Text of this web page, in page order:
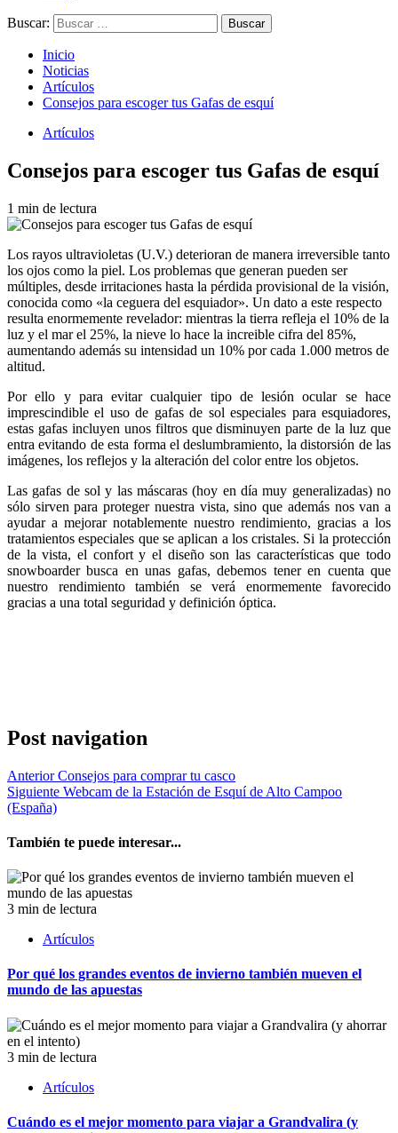
Buscar:
Inicio
Noticias
Artículos
Consejos para escoger tus Gafas de esquí
Artículos
Consejos para escoger tus Gafas de esquí
1 min de lectura
Los rayos ultravioletas (U.V.) deterioran de manera irreversible tanto
los ojos como la piel. Los problemas que generan pueden ser
múltiples, desde irritaciones hasta la pérdida provisional de la visión,
conocida como «la ceguera del esquiador». Un dato a este respecto
resulta enormemente revelador: mientras la tierra refleja el 10% de la
luz y el mar el 25%, la nieve lo hace la increible cifra del 85%,
aumentando además su intensidad un 10% por cada 1.000 metros de
altitud.
Por ello y para evitar cualquier tipo de lesión ocular se hace
imprescindible el uso de gafas de sol especiales para esquiadores,
estas gafas incluyen unos filtros que disminuyen parte de la luz que
entra evitando de esta forma el deslumbramiento, la distorsión de las
imágenes, los reflejos y la alteración del color entre los objetos.
Las gafas de sol y las máscaras (hoy en día muy generalizadas) no
sólo sirven para proteger nuestra vista, sino que además nos van a
ayudar a mejorar notablemente nuestro rendimiento, gracias a los
tratamientos especiales que se aplican a los cristales. Si la protección
de la vista, el confort y el diseño son las características que todo
snowboarder busca en unas gafas, debemos tener en cuenta que
nuestro rendimiento también se verá enormemente favorecido
gracias a una total seguridad y definición óptica.
Post navigation
AnteriorConsejos para comprar tu casco
Siguiente Webcam de la Estación de Esquí de Alto Campoo
(España)
También te puede interesar...
3 min de lectura
Artículos
Por qué los grandes eventos de invierno también mueven el
mundo de las apuestas
3 min de lectura
Artículos
Cuándo es el mejor momento para viajar a Grandvalira (y